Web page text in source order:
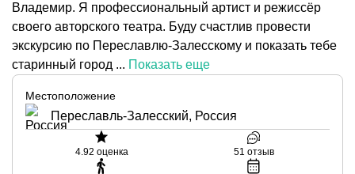
Владемир. Я профессиональный артист и режиссёр
своего авторского театра. Буду счастлив провести
экскурсию по Переславлю-Залесскому и показать тебе
старинный город ... Показать еще
Местоположение
Переславль-Залесский, Россия
4.92 оценка 51 отзыв